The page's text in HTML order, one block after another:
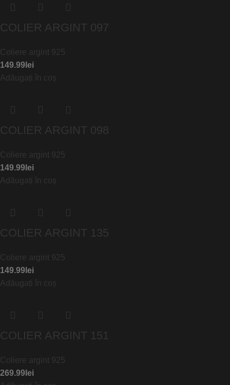
COLIER ARGINT 097
Coliere argint 925
149.99 lei
Adăugați în coș
COLIER ARGINT 098
Coliere argint 925
149.99 lei
Adăugați în coș
COLIER ARGINT 135
Coliere argint 925
149.99 lei
Adăugați în coș
COLIER ARGINT 151
Coliere argint 925
269.99 lei